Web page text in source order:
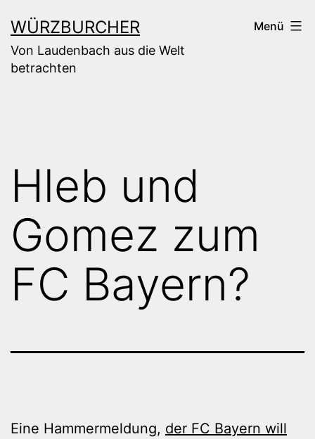
Inhalt
springen
WÜRZBURCHER
Von Laudenbach aus die Welt
betrachten
Menü
Hleb und
Gomez zum
FC Bayern?
Eine Hammermeldung, der FC Bayern will